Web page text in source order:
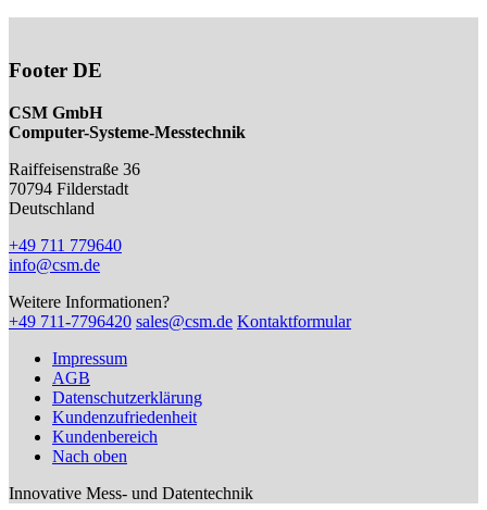
Footer DE
CSM GmbH
Computer-Systeme-Messtechnik
Raiffeisenstraße 36
70794 Filderstadt
Deutschland
+49 711 779640
info@csm.de
Weitere Informationen?
+49 711-7796420 sales@csm.de Kontaktformular
Impressum
AGB
Datenschutzerklärung
Kundenzufriedenheit
Kundenbereich
Nach oben
Innovative Mess- und Datentechnik